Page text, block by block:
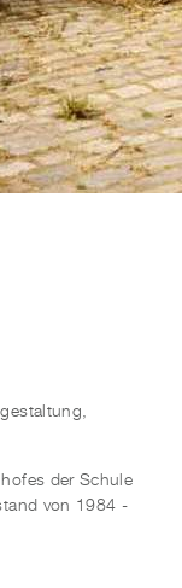
der Schule
von 1984 -